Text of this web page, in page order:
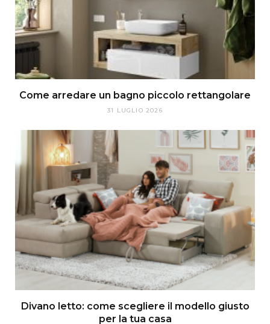
Come arredare un bagno piccolo rettangolare
31 LUGLIO 2026
Divano letto: come scegliere il modello giusto
per la tua casa